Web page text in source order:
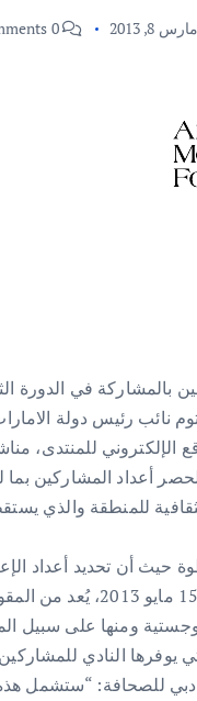
مارس 8, 2013 0 Comments
بالمشاركة في الدورة
نائب رئيس دولة
الإلكتروني للمنتدى،
أعداد المشاركين
للمنطقة والذي
حيث أن تحديد أعداد
والتي ستجرى فعالياتها
ومنها على سبيل
يوفرها النادي
للصحافة: “ستشمل هذه